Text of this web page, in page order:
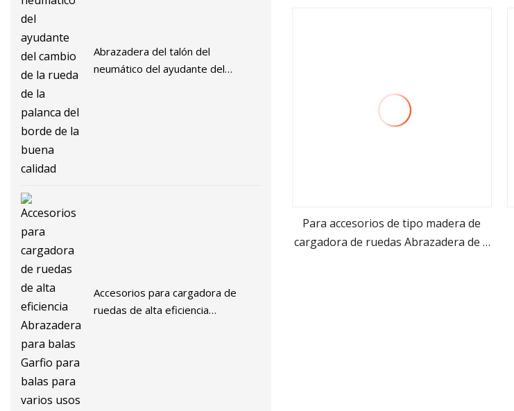
Abrazadera del talón del
neumático del ayudante del
Accesorios para cargadora de
ruedas de alta eficiencia
ver más
Para accesorios de tipo madera de
cargadora de ruedas Abrazadera de 3